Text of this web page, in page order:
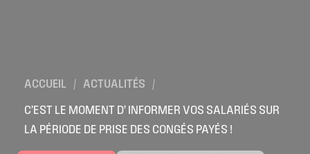
ACCUEIL / ACTUALITÉS
/
C’EST LE MOMENT D’ INFORMER VOS SALARIÉS SUR
LA PÉRIODE DE PRISE DES CONGÉS PAYÉS !